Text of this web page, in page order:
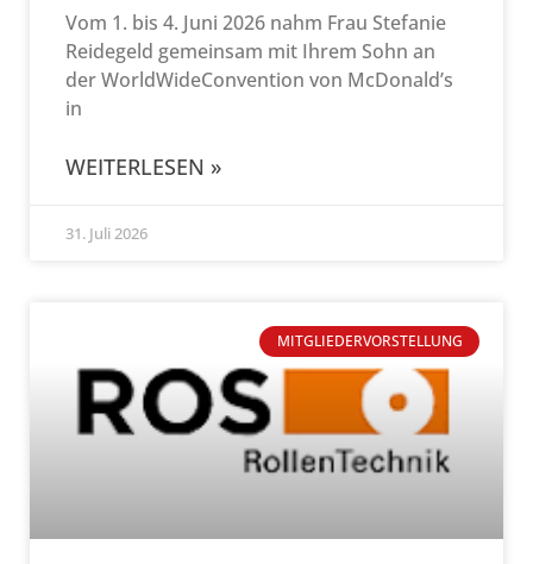
Vom 1. bis 4. Juni 2026 nahm Frau Stefanie
Reidegeld gemeinsam mit Ihrem Sohn an
der WorldWideConvention von McDonald’s
in
WEITERLESEN »
31. Juli 2026
MITGLIEDERVORSTELLUNG